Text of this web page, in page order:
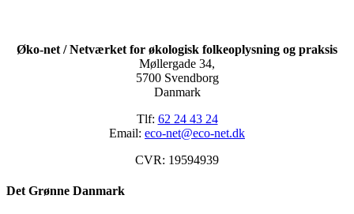
Øko-net / Netværket for økologisk folkeoplysning og praksis
Møllergade 34,
5700 Svendborg
Danmark
Tlf: 62 24 43 24
Email: eco-net@eco-net.dk
CVR: 19594939
Det Grønne Danmark